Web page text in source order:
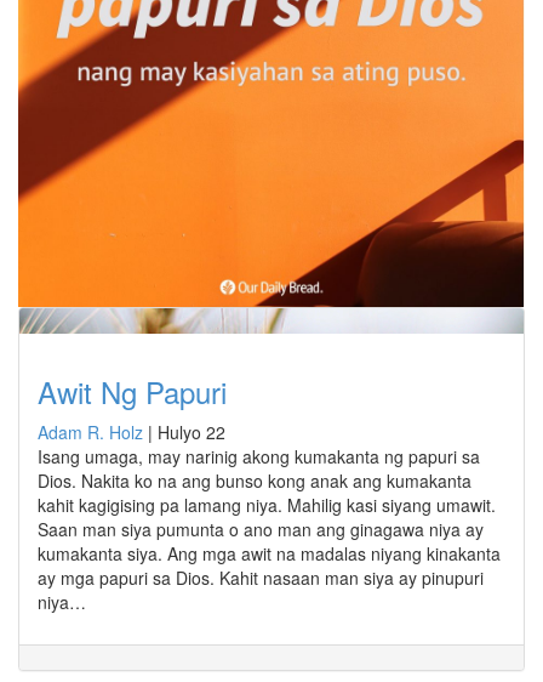
Awit Ng Papuri
Adam R. Holz | Hulyo 22
Isang umaga, may narinig akong kumakanta ng papuri sa
Dios. Nakita ko na ang bunso kong anak ang kumakanta
kahit kagigising pa lamang niya. Mahilig kasi siyang umawit.
Saan man siya pumunta o ano man ang ginagawa niya ay
kumakanta siya. Ang mga awit na madalas niyang kinakanta
ay mga papuri sa Dios. Kahit nasaan man siya ay pinupuri
niya…